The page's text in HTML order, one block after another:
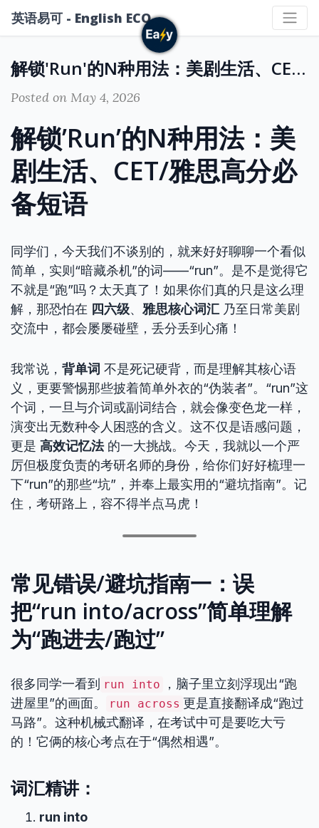
英语易可 - English ECO
解锁'Run'的N种用法：美剧生活、CET/雅思高分必备短语
Posted on May 4, 2026
解锁’Run’的N种用法：美
剧生活、CET/雅思高分必
备短语
同学们，今天我们不谈别的，就来好好聊聊一个看似
简单，实则“暗藏杀机”的词——“run”。是不是觉得它
不就是“跑”吗？太天真了！如果你们真的只是这么理
解，那恐怕在 四六级、 雅思核心词汇 乃至日常美剧
交流中，都会屡屡碰壁，丢分丢到心痛！
我常说， 背单词 不是死记硬背，而是理解其核心语
义，更要警惕那些披着简单外衣的“伪装者”。“run”这
个词，一旦与介词或副词结合，就会像变色龙一样，
演变出无数种令人困惑的含义。这不仅是语感问题，
更是 高效记忆法的一大挑战。今天，我就以一个严
厉但极度负责的考研名师的身份，给你们好好梳理一
下“run”的那些“坑”，并奉上最实用的“避坑指南”。记
住，考研路上，容不得半点马虎！
常见错误/避坑指南一：误
把“run into/across”简单理解
为“跑进去/跑过”
很多同学一看到 run into
，脑子里立刻浮现出“跑
进屋里”的画面。
run across 更是直接翻译成“跑过
马路”。这种机械式翻译，在考试中可是要吃大亏
的！它俩的核心考点在于“偶然相遇”。
词汇精讲：
run into